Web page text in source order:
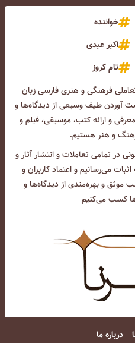
خواننده
اکبر عبدی
تام کروز
فرهنگی و هنری فارسی زبان
آوردن طیف وسیعی از دیدگاه‌ها و
معرفی و ارائه کتب، موسیقی، فیلم و
و هنر هستیم.
در تمامی تعاملات و انتشار آثار و
می‌رسانیم و اعتماد کاربران و
موثق و بهره‌مندی از دیدگاه‌ها و
کسب می‌کنیم
درباره ما